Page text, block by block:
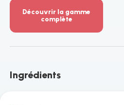
Découvrir la gamme
complète
-
gamme
Ingrédients